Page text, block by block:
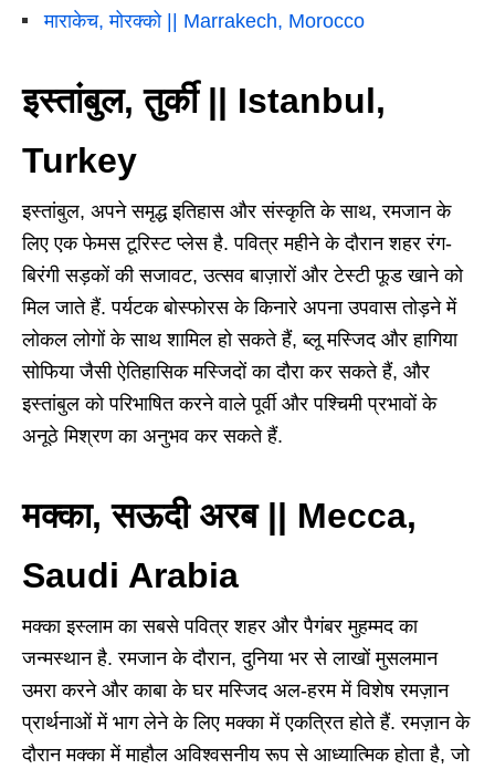
माराकेच, मोरक्को || Marrakech, Morocco
इस्तांबुल, तुर्की || Istanbul,
Turkey
इस्तांबुल, अपने समृद्ध इतिहास और संस्कृति के साथ, रमजान के
लिए एक फेमस टूरिस्ट प्लेस है. पवित्र महीने के दौरान शहर रंग-
बिरंगी सड़कों की सजावट, उत्सव बाज़ारों और टेस्टी फूड खाने को
मिल जाते हैं. पर्यटक बोस्फोरस के किनारे अपना उपवास तोड़ने में
लोकल लोगों के साथ शामिल हो सकते हैं, ब्लू मस्जिद और हागिया
सोफिया जैसी ऐतिहासिक मस्जिदों का दौरा कर सकते हैं, और
इस्तांबुल को परिभाषित करने वाले पूर्वी और पश्चिमी प्रभावों के
अनूठे मिश्रण का अनुभव कर सकते हैं.
मक्का, सऊदी अरब || Mecca,
Saudi Arabia
मक्का इस्लाम का सबसे पवित्र शहर और पैगंबर मुहम्मद का
जन्मस्थान है. रमजान के दौरान, दुनिया भर से लाखों मुसलमान
उमरा करने और काबा के घर मस्जिद अल-हरम में विशेष रमज़ान
प्रार्थनाओं में भाग लेने के लिए मक्का में एकत्रित होते हैं. रमज़ान के
दौरान मक्का में माहौल अविश्वसनीय रूप से आध्यात्मिक होता है, जो